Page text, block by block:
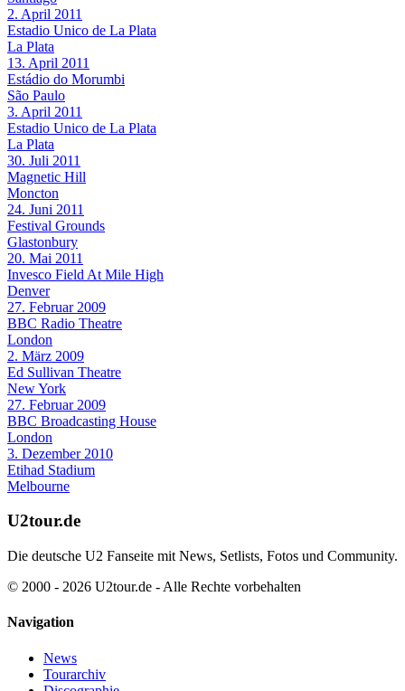
2. April 2011
Estadio Unico de La Plata
La Plata
13. April 2011
Estádio do Morumbi
São Paulo
3. April 2011
Estadio Unico de La Plata
La Plata
30. Juli 2011
Magnetic Hill
Moncton
24. Juni 2011
Festival Grounds
Glastonbury
20. Mai 2011
Invesco Field At Mile High
Denver
27. Februar 2009
BBC Radio Theatre
London
2. März 2009
Ed Sullivan Theatre
New York
27. Februar 2009
BBC Broadcasting House
London
3. Dezember 2010
Etihad Stadium
Melbourne
U2tour.de
Die deutsche U2 Fanseite mit News, Setlists, Fotos und Community.
© 2000 - 2026 U2tour.de - Alle Rechte vorbehalten
Navigation
News
Tourarchiv